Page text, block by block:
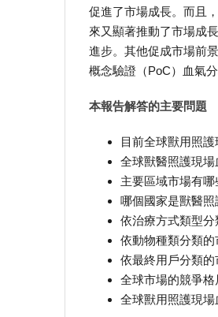
促進了市場成長。而且
來又顯著推動了市場成
進步。其他促成市場前
概念驗證（PoC）血氣
本報告解答的主要問題
目前全球獸用照
全球獸醫照護現
主要區域市場有哪
哪個國家是獸醫
依治療方式類型分
依動物種類分類的
依最終用戶分類的
全球市場的競爭格
全球獸用照護現